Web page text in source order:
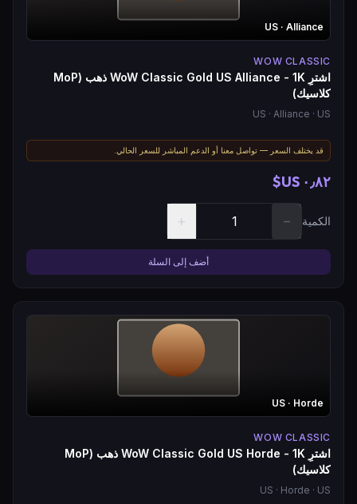
US · Alliance
WOW CLASSIC
اشترِ WoW Classic Gold US Alliance - 1K ذهب (MoP
كلاسيك)
US · Alliance · US
قد يختلف السعر — تواصل معنا أو الدعم المباشر للسعر الحالي.
٠٫٨٢ US$
الكمية −
+
أضف إلى السلة
US · Horde
WOW CLASSIC
اشترِ WoW Classic Gold US Horde - 1K ذهب (MoP
كلاسيك)
US · Horde · US